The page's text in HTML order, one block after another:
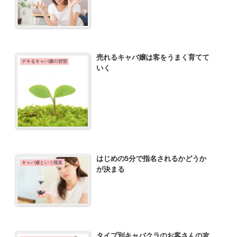
デキるキャバ嬢の習慣
売れるキャバ嬢は客をうまく育てて
いく
キャバ嬢という職業
はじめの5分で指名されるかどうか
が決まる